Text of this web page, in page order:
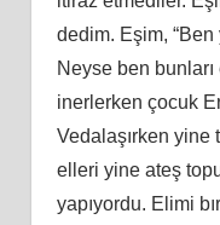
dedim. Eşim, “Ben
Neyse ben bunları
inerlerken çocuk
Vedalaşırken yine
elleri yine ateş
yapıyordu. Elimi